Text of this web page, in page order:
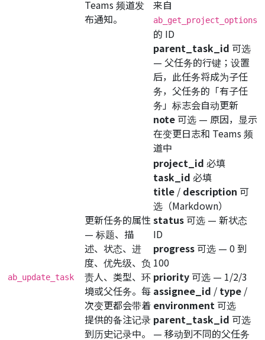
Teams 频道发
布通知。
来自
ab_get_project_options
的 ID
parent_task_id 可选
— 父任务的行键；设置
后，此任务将成为子任
务，父任务的「有子任
务」标志会自动更新
note 可选 — 原因，显示
在变更日志和 Teams 频
道中
ab_update_task
更新任务的属性
— 标题、描
述、状态、进
度、优先级、负
责人、类型、环
境或父任务。每
次变更都会带着
提供的备注记录
到历史记录中。
project_id 必填
task_id 必填
title / description 可
选 （Markdown）
status 可选 — 新状态
ID
progress 可选 — 0 到
100
priority 可选 — 1/2/3
assignee_id / type /
environment 可选
parent_task_id 可选
— 移动到不同的父任务